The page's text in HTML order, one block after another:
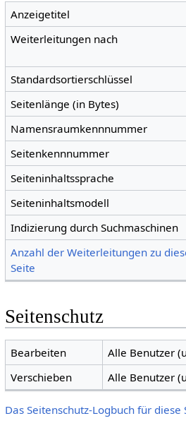
Anzeigetitel
Weiterleitungen nach
Standardsortierschlüssel
Seitenlänge (in Bytes)
Namensraumkennnummer
Seitenkennnummer
Seiteninhaltssprache
Seiteninhaltsmodell
Indizierung durch Suchmaschinen
Anzahl der Weiterleitungen zu
Seite
Seitenschutz
Bearbeiten
Alle Benutzer
Verschieben
Alle Benutzer
Das Seitenschutz-Logbuch für diese